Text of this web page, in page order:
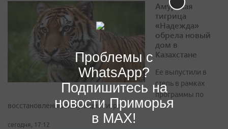
Амурская
тигрица
«Надежда»
обрела новый
дом в
Казахстане
Ее выпустили в
степь в рамках
программы по
восстановлению популяции тигра
сегодня, 17:12
Проблемы с
WhatsApp?
Подпишитесь на
новости Приморья
в MAX!